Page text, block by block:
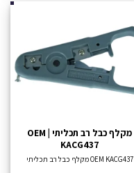
מקלף כבל רב תכליתי OEM |
KACG437
OEM KACG437 מקלף כבל רב תכליתי